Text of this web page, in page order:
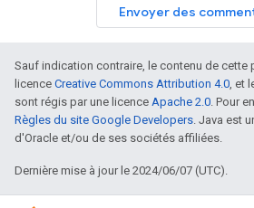
Envoyer des
Sauf indication contraire, le contenu de cette
licence Creative Commons Attribution 4.0, et
sont régis par une licence Apache 2.0. Pour
Règles du site Google Developers. Java est
d'Oracle et/ou de ses sociétés affiliées.
Dernière mise à jour le 2024/06/07 (UTC).